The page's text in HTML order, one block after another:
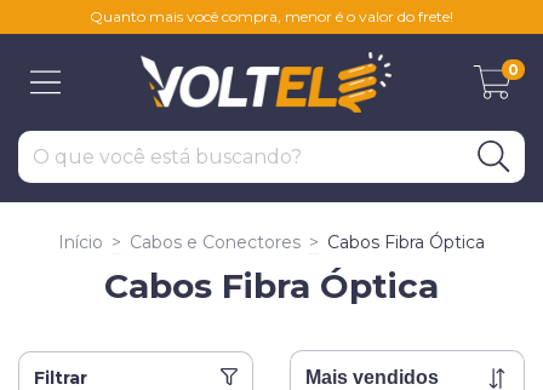
Quanto mais você compra, menor é o valor do frete!
0
Início > Cabos e Conectores > Cabos Fibra Óptica
Cabos Fibra Óptica
Filtrar